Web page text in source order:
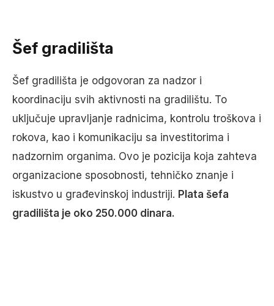
Šef gradilišta
Šef gradilišta je odgovoran za nadzor i
koordinaciju svih aktivnosti na gradilištu. To
uključuje upravljanje radnicima, kontrolu troškova i
rokova, kao i komunikaciju sa investitorima i
nadzornim organima. Ovo je pozicija koja zahteva
organizacione sposobnosti, tehničko znanje i
iskustvo u građevinskoj industriji. Plata šefa
gradilišta je oko 250.000 dinara.